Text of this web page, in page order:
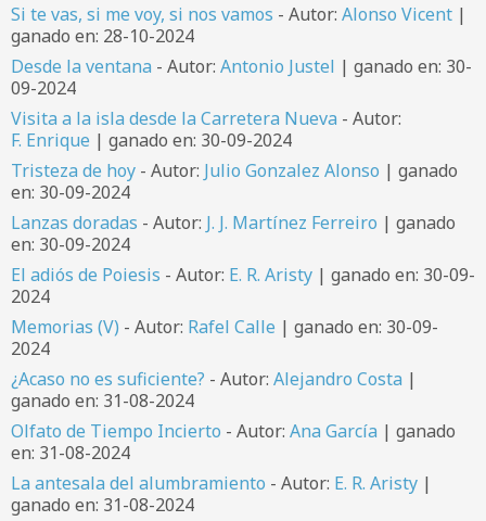
Si te vas, si me voy, si nos vamos - Autor: Alonso Vicent |
ganado en: 28-10-2024
Desde la ventana - Autor: Antonio Justel | ganado en: 30-
09-2024
Visita a la isla desde la Carretera Nueva - Autor:
F. Enrique | ganado en: 30-09-2024
Tristeza de hoy - Autor: Julio Gonzalez Alonso | ganado
en: 30-09-2024
Lanzas doradas - Autor: J. J. Martínez Ferreiro | ganado
en: 30-09-2024
El adiós de Poiesis - Autor: E. R. Aristy | ganado en: 30-09-
2024
Memorias (V) - Autor: Rafel Calle | ganado en: 30-09-
2024
¿Acaso no es suficiente? - Autor: Alejandro Costa |
ganado en: 31-08-2024
Olfato de Tiempo Incierto - Autor: Ana García | ganado
en: 31-08-2024
La antesala del alumbramiento - Autor: E. R. Aristy |
ganado en: 31-08-2024